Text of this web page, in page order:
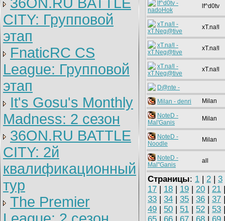
CITY: Групповой
этап
FnaticRC CS
League: Групповой
этап
It's Gosu's Monthly
Madness: 2 сезон
36ON.RU BATTLE
CITY: 2й
квалификационный
тур
The Premier
lf^d0tv -
nadoHok
lf^d0tv
xT.na!l -
xT.Neg@tive
xT.na!l
xT.na!l -
xT.Neg@tive
xT.na!l
xT.na!l -
xT.Neg@tive
xT.na!l
D@nte -
Milan - denri
Milan
NoteD -
Mal'Ganis
Milan
NoteD -
Noodle
Milan
NoteD -
Mal"Ganis
all
Страницы: 1 | 2 | 3
17 | 18 | 19 | 20 | 21
33 | 34 | 35 | 36 | 37
49 | 50 | 51 | 52 | 53